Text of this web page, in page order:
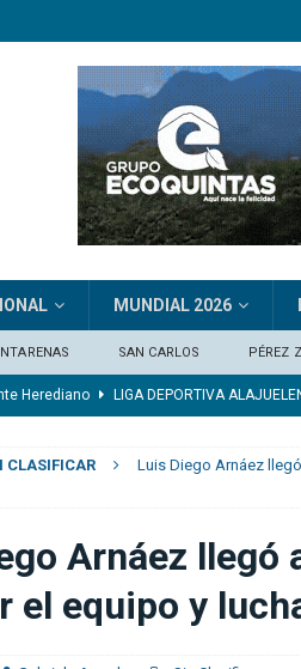
MUNDIAL 2026
SAN CARLOS PÉREZ
Rica en el Mundial: “Seguirá doliendo
CLUB SPORT HEREDIANO
extremo marfileño Yan Diomandé
a la Fiorentina FÚTBOL INTERNACIONAL
Herediano LIGA DEPORTIVA
CLASIFICAR
Luis Diego Arnáez
Arnáez llegó
el equipo y